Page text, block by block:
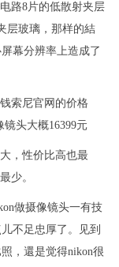
路8片的低散射夹层
层玻璃，那样的結
幕分辨率上造成了
索尼官网的价格
镜头大概16399元
，性价比高也最
少。
做摄像镜头一有技
不足忠厚了。见到
，還是觉得nikon很